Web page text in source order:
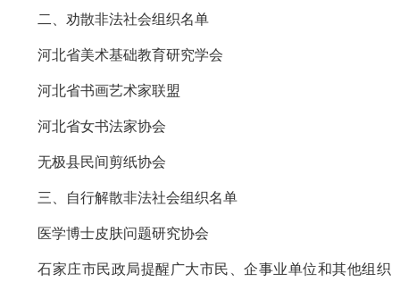
二、劝散非法社会组织名单
河北省美术基础教育研究学会
河北省书画艺术家联盟
河北省女书法家协会
无极县民间剪纸协会
三、自行解散非法社会组织名单
医学博士皮肤问题研究协会
石家庄市民政局提醒广大市民、企事业单位和其他组织